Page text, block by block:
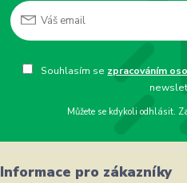
Souhlasím se zpracováním
Můžete se kdykoli odhlásit.
Informace pro zákazníky